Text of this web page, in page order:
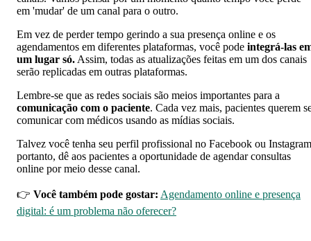
em 'mudar' de um canal para o outro.
Em vez de perder tempo gerindo a sua presença online e os
agendamentos em diferentes plataformas, você pode integrá-las
um lugar só. Assim, todas as atualizações feitas em um dos canais
serão replicadas em outras plataformas.
Lembre-se que as redes sociais são meios importantes para a
comunicação com o paciente. Cada vez mais, pacientes querem
comunicar com médicos usando as mídias sociais.
Talvez você tenha seu perfil profissional no Facebook ou
portanto, dê aos pacientes a oportunidade de agendar consultas
online por meio desse canal.
👉 Você também pode gostar: Agendamento online e presença
digital: é um problema não oferecer?